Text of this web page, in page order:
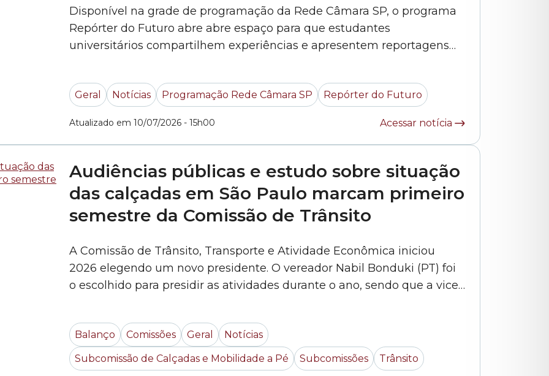
Disponível na grade de programação da Rede Câmara SP, o programa
Repórter do Futuro abre abre espaço para que estudantes
universitários compartilhem experiências e apresentem reportagens
projeto. A cada edição, os participantes conversam sobre os temas
Geral Notícias Programação Rede Câmara SP Repórter do Futuro
Atualizado em 10/07/2026 - 15h00 Acessar notícia
Audiências públicas e estudo sobre situação
das calçadas em São Paulo marcam primeiro
semestre da Comissão de Trânsito
A Comissão de Trânsito, Transporte e Atividade Econômica iniciou
2026 elegendo um novo presidente. O vereador Nabil Bonduki (PT) foi
o escolhido para presidir as atividades durante o ano, sendo que a vice-
Balanço Comissões Geral Notícias
Subcomissão de Calçadas e Mobilidade a Pé Subcomissões Trânsito